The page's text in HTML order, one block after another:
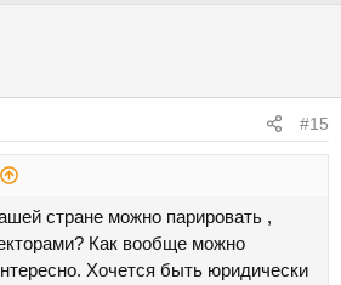
#15
стране можно парировать ,
Как вообще можно
Хочется быть юридически